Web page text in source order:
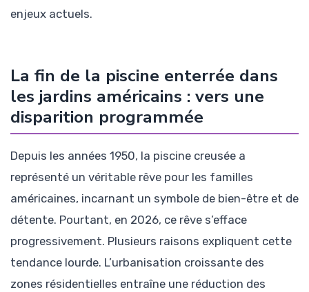
enjeux actuels.
La fin de la piscine enterrée dans
les jardins américains : vers une
disparition programmée
Depuis les années 1950, la piscine creusée a
représenté un véritable rêve pour les familles
américaines, incarnant un symbole de bien-être et de
détente. Pourtant, en 2026, ce rêve s’efface
progressivement. Plusieurs raisons expliquent cette
tendance lourde. L’urbanisation croissante des
zones résidentielles entraîne une réduction des